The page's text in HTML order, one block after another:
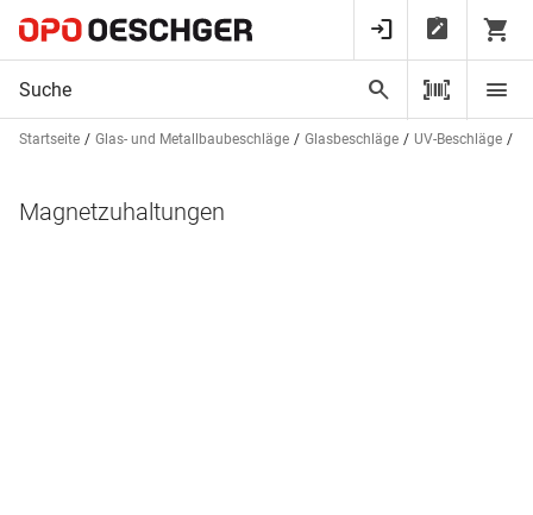
Startseite Glas- und Metallbaubeschläge Glasbeschläge UV-Beschläge
Magnetzuhaltungen